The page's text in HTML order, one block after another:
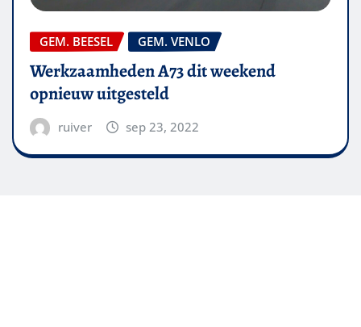
GEM. BEESEL GEM. VENLO
Werkzaamheden A73 dit weekend
opnieuw uitgesteld
ruiver sep 23, 2022